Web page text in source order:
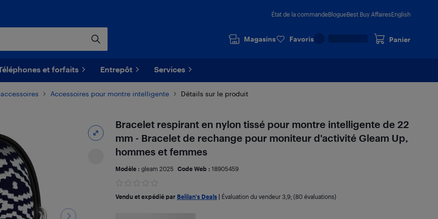
État de la commandeBlogueBest Buy AffairesEnglish
Magasins Favoris Panier
et forfaits Entrepôt Services
Accessoires pour montre intelligente Détails sur le produit
Bracelet respirant en nylon tissé pour montre intelligente de 22
mm - Bracelet de rechange pour moniteur d'activité Gleam Up,
hommes et femmes
Modèle : gleam 2025 Code Web : 18905459
Vendu et expédié par Belilan's Deals| Évaluation du vendeur 3,9; (80 évaluations)